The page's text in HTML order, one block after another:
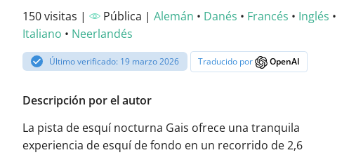
150 visitas | Pública | Alemán • Danés • Francés • Inglés •
Italiano • Neerlandés
Último verificado: 19 marzo 2026 Traducido por OpenAI
Descripción por el autor
La pista de esquí nocturna Gais ofrece una tranquila
experiencia de esquí de fondo en un recorrido de 2,6